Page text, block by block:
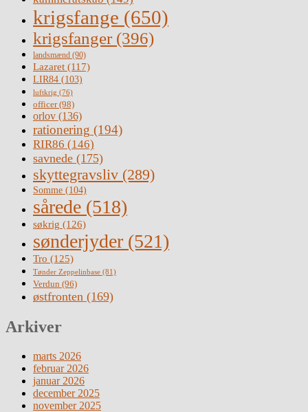
krigsfange (650)
krigsfanger (396)
landsmænd (90)
Lazaret (117)
LIR84 (103)
luftkrig (76)
officer(98)
orlov (136)
rationering (194)
RIR86 (146)
savnede (175)
skyttegravsliv (289)
Somme (104)
sårede (518)
søkrig (126)
sønderjyder (521)
Tro (125)
Tønder Zeppelinbase (81)
Verdun (96)
østfronten (169)
Arkiver
marts 2026
februar 2026
januar 2026
december 2025
november 2025